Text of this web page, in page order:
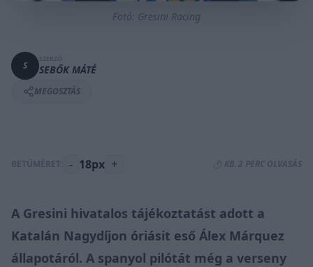
Fotó: Gresini Racing
S SEBŐK MÁTÉ
MEGOSZTÁS
BETŰMÉRET: - 18px + ⏱️ KB. 2 PERC OLVASÁS
A Gresini hivatalos tájékoztatást adott a
Katalán Nagydíjon óriásit eső Álex Márquez
állapotáról. A spanyol pilótát még a verseny